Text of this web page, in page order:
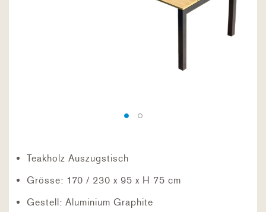
Teakholz Auszugstisch
Grösse: 170 / 230 x 95 x H 75 cm
Gestell: Aluminium Graphite